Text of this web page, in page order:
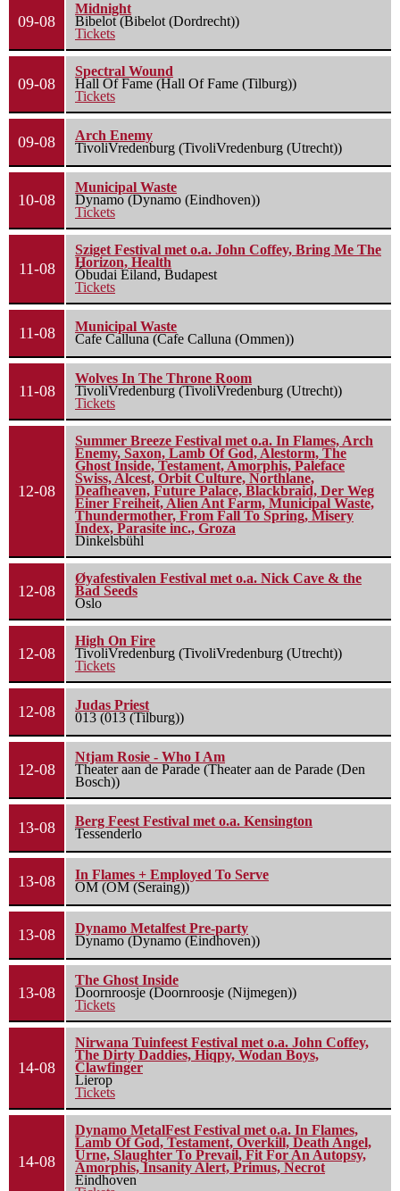
09-08
Midnight
Bibelot (Bibelot (Dordrecht))
Tickets
09-08
Spectral Wound
Hall Of Fame (Hall Of Fame (Tilburg))
Tickets
09-08
Arch Enemy
TivoliVredenburg (TivoliVredenburg (Utrecht))
10-08
Municipal Waste
Dynamo (Dynamo (Eindhoven))
Tickets
11-08
Sziget Festival met o.a. John Coffey, Bring Me The
Horizon, Health
Óbudai Eiland, Budapest
Tickets
11-08
Municipal Waste
Cafe Calluna (Cafe Calluna (Ommen))
11-08
Wolves In The Throne Room
TivoliVredenburg (TivoliVredenburg (Utrecht))
Tickets
12-08
Summer Breeze Festival met o.a. In Flames, Arch
Enemy, Saxon, Lamb Of God, Alestorm, The
Ghost Inside, Testament, Amorphis, Paleface
Swiss, Alcest, Orbit Culture, Northlane,
Deafheaven, Future Palace, Blackbraid, Der Weg
Einer Freiheit, Alien Ant Farm, Municipal Waste,
Thundermother, From Fall To Spring, Misery
Index, Parasite inc., Groza
Dinkelsbühl
12-08
Øyafestivalen Festival met o.a. Nick Cave & the
Bad Seeds
Oslo
12-08
High On Fire
TivoliVredenburg (TivoliVredenburg (Utrecht))
Tickets
12-08
Judas Priest
013 (013 (Tilburg))
12-08
Ntjam Rosie - Who I Am
Theater aan de Parade (Theater aan de Parade (Den
Bosch))
13-08
Berg Feest Festival met o.a. Kensington
Tessenderlo
13-08
In Flames + Employed To Serve
OM (OM (Seraing))
13-08
Dynamo Metalfest Pre-party
Dynamo (Dynamo (Eindhoven))
13-08
The Ghost Inside
Doornroosje (Doornroosje (Nijmegen))
Tickets
14-08
Nirwana Tuinfeest Festival met o.a. John Coffey,
The Dirty Daddies, Hiqpy, Wodan Boys,
Clawfinger
Lierop
Tickets
14-08
Dynamo MetalFest Festival met o.a. In Flames,
Lamb Of God, Testament, Overkill, Death Angel,
Urne, Slaughter To Prevail, Fit For An Autopsy,
Amorphis, Insanity Alert, Primus, Necrot
Eindhoven